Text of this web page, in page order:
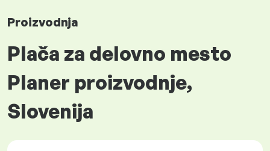
Proizvodnja
Plača za delovno mesto
Planer proizvodnje,
Slovenija